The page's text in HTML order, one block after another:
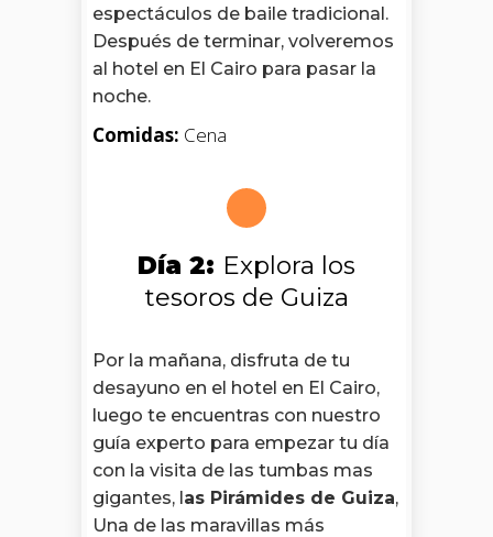
espectáculos de baile tradicional.
Después de terminar, volveremos
al hotel en El Cairo para pasar la
noche.
Comidas: Cena
Día 2: Explora los
tesoros de Guiza
Por la mañana, disfruta de tu
desayuno en el hotel en El Cairo,
luego te encuentras con nuestro
guía experto para empezar tu día
con la visita de las tumbas mas
gigantes, las Pirámides de Guiza,
Una de las maravillas más